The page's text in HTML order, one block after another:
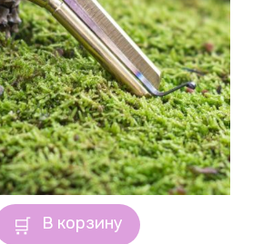
В корзину